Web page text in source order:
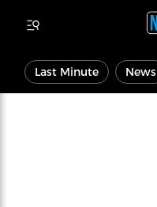
Last Minute News